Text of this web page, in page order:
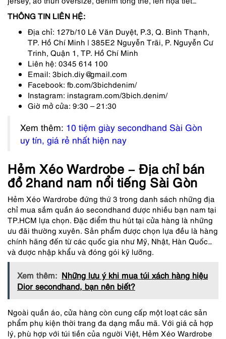
THÔNG TIN LIÊN HỆ:
Địa chỉ: 127b/10 Lê Văn Duyệt, P.3, Q. Bình Thạnh,
TP. Hồ Chí Minh | 385E2 Nguyễn Trãi, P. Nguyễn Cư
Trinh, Quận 1, TP. Hồ Chí Minh
Liên hệ: 0345 614 100
Email: 3bich.diy@gmail.com
Facebook: fb.com/3bichdenim/
Instagram: instagram.com/3bich.denim/
Giờ mở cửa: 9:30 – 21:30
Xem thêm: 10 tiệm giày secondhand Sài Gòn
uy tín, giá rẻ nhất hiện nay
Hẻm Xéo Wardrobe – Địa chỉ bán
đồ 2hand nam nổi tiếng Sài Gòn
Hẻm Xéo Wardrobe đứng thứ 3 trong danh sách những địa
chỉ mua sắm quần áo secondhand được nhiều bạn nam tại
TP.HCM lựa chọn. Đặc điểm thu hút tại cửa hàng là những
ưu đãi thường xuyên. Sản phẩm được chọn lựa đều là hàng
chính hãng đến từ các quốc gia như Mỹ, Nhật, Hàn Quốc…
và được nhập khẩu và đóng gói kỹ lưỡng.
Xem thêm: Những lưu ý khi mua túi xách hàng hiệu
Dior secondhand, bạn nên biết?
Ngoài quần áo, cửa hàng còn cung cấp một loạt các sản
phẩm phụ kiện thời trang đa dạng mẫu mã. Với giá cả hợp
lý, phù hợp với túi tiền của người Việt, Hẻm Xéo Wardrobe